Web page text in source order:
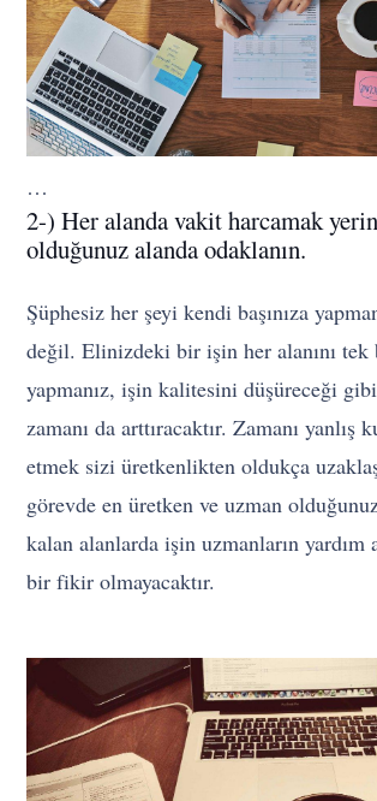
…
2-) Her alanda vakit harcamak
olduğunuz alanda odaklanın.
Şüphesiz her şeyi kendi başınıza
değil. Elinizdeki bir işin her alanını tek
yapmanız, işin kalitesini düşüreceği
zamanı da arttıracaktır. Zamanı yanlış
etmek sizi üretkenlikten oldukça
görevde en üretken ve uzman
kalan alanlarda işin uzmanların yardım
bir fikir olmayacaktır.